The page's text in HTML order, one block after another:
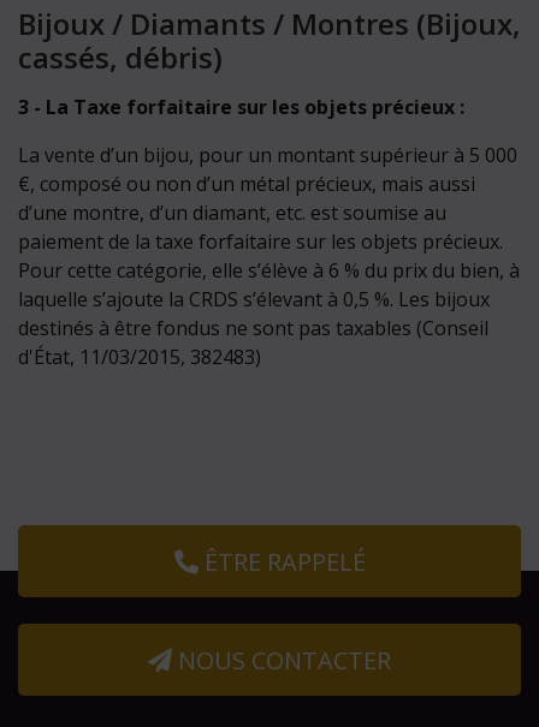
Bijoux / Diamants / Montres (Bijoux,
cassés, débris)
3 - La Taxe forfaitaire sur les objets précieux :
La vente d’un bijou, pour un montant supérieur à 5 000
€, composé ou non d’un métal précieux, mais aussi
d’une montre, d’un diamant, etc. est soumise au
paiement de la taxe forfaitaire sur les objets précieux.
Pour cette catégorie, elle s’élève à 6 % du prix du bien, à
laquelle s’ajoute la CRDS s’élevant à 0,5 %. Les bijoux
destinés à être fondus ne sont pas taxables (Conseil
d'État, 11/03/2015, 382483)
ÊTRE RAPPELÉ
NOUS CONTACTER